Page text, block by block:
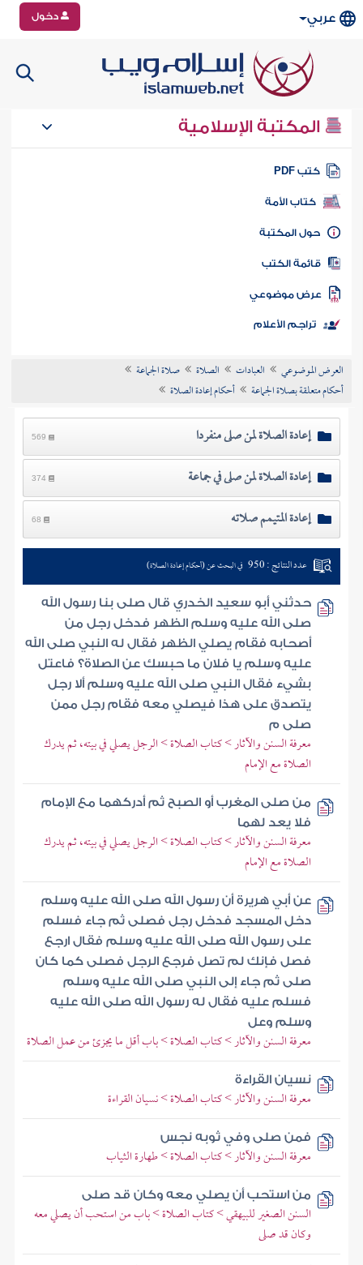
عربي دخول
المكتبة الإسلامية
كتب PDF
كتاب الأمة
المكتبة
الكتب
موضوعي
تراجم الأعلام
العرض الموضوعي العبادات الصلاة
صلاة الجماعة
أحكام متعلقة بصلاة الجماعة
أحكام إعادة الصلاة
إعادة الصلاة لمن صلى منفردا 569
إعادة الصلاة لمن صلى في جماعة 374
إعادة المتيمم صلاته 68
عدد النتائج : 950 في البحث عن (أحكام إعادة الصلاة)
حدثني أبو سعيد الخدري قال صلى بنا رسول الله
صلى الله عليه وسلم الظهر فدخل رجل من
أصحابه فقام يصلي الظهر فقال له النبي صلى الله
عليه وسلم يا فلان ما حبسك عن الصلاة؟ فاعتل
بشيء فقال النبي صلى الله عليه وسلم ألا رجل
يتصدق على هذا فيصلي معه فقام رجل ممن
صلى م
معرفة السنن والآثار > كتاب الصلاة > الرجل يصلي في بيته، ثم يدرك
الصلاة مع الإمام
من صلى المغرب أو الصبح ثم أدركهما مع الإمام
فلا يعد لهما
معرفة السنن والآثار > كتاب الصلاة > الرجل يصلي في بيته، ثم يدرك
الصلاة مع الإمام
عن أبي هريرة أن رسول الله صلى الله عليه وسلم
دخل المسجد فدخل رجل فصلى ثم جاء فسلم
على رسول الله صلى الله عليه وسلم فقال ارجع
فصل فإنك لم تصل فرجع الرجل فصلى كما كان
صلى ثم جاء إلى النبي صلى الله عليه وسلم
فسلم عليه فقال له رسول الله صلى الله عليه
وسلم وعل
معرفة السنن والآثار > كتاب الصلاة > باب أقل ما يجزئ من عمل الصلاة
نسيان القراءة
معرفة السنن والآثار > كتاب الصلاة > نسيان القراءة
فمن صلى وفي ثوبه نجس
معرفة السنن والآثار > كتاب الصلاة > طهارة الثياب
من استحب أن يصلي معه وكان قد صلى
السنن الصغير للبيهقي > كتاب الصلاة > باب من استحب أن يصلي معه
وكان قد صلى